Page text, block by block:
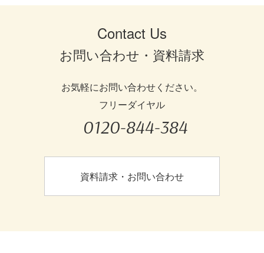
Contact Us
お問い合わせ・資料請求
お気軽にお問い合わせください。
フリーダイヤル
0120-844-384
資料請求・お問い合わせ